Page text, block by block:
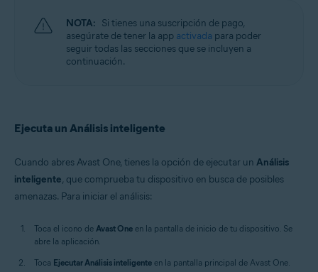
NOTA: Si tienes una suscripción de pago,
asegúrate de tener la app activada para poder
seguir todas las secciones que se incluyen a
continuación.
Ejecuta un Análisis inteligente
Cuando abres Avast One, tienes la opción de ejecutar un Análisis
inteligente, que comprueba tu dispositivo en busca de posibles
amenazas. Para iniciar el análisis:
Toca el icono de Avast One en la pantalla de inicio de tu dispositivo. Se
abre la aplicación.
Toca Ejecutar Análisis inteligente en la pantalla principal de Avast One.